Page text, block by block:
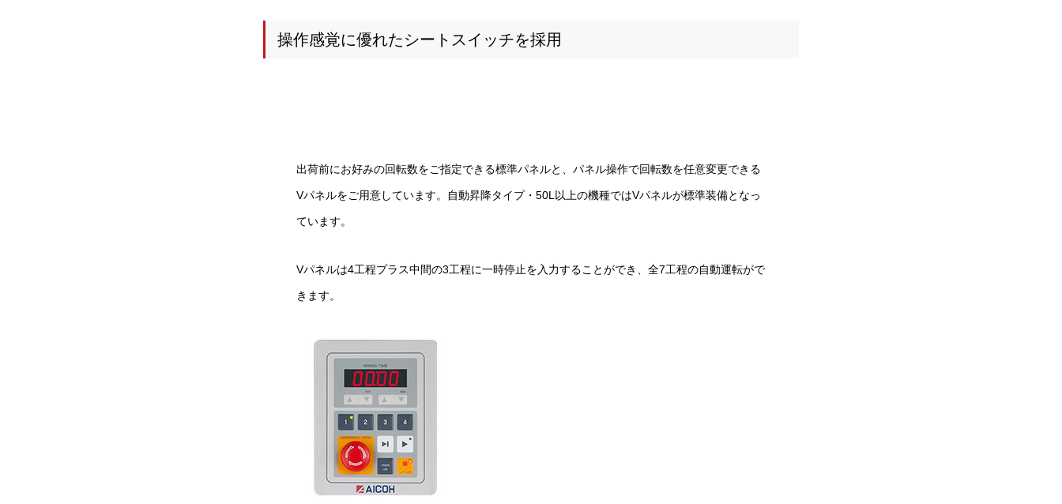
操作感覚に優れたシートスイッチを採用
出荷前にお好みの回転数をご指定できる標準パネルと、パネル操作で回転数を任意変更できる
Vパネルをご用意しています。自動昇降タイプ・50L以上の機種ではVパネルが標準装備となっ
ています。
Vパネルは4工程プラス中間の3工程に一時停止を入力することができ、全7工程の自動運転がで
きます。